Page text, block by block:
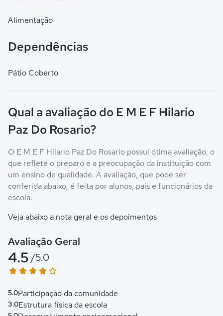
Alimentação
Dependências
Pátio Coberto
Qual a avaliação do E M E F Hilario
Paz Do Rosario?
O E M E F Hilario Paz Do Rosario possui ótima avaliação, o
que reflete o preparo e a preocupação da instituição com
um ensino de qualidade. A avaliação, que pode ser
conferida abaixo, é feita por alunos, pais e funcionários da
escola.
Veja abaixo a nota geral e os depoimentos
Avaliação Geral
4.5 /5.0
5.0Participação da comunidade
3.0Estrutura física da escola